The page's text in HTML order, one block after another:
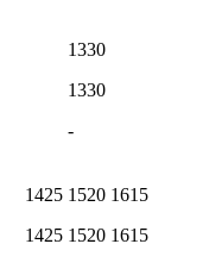
1330
1330
-
1425
1425
1520
1520
1615
1615